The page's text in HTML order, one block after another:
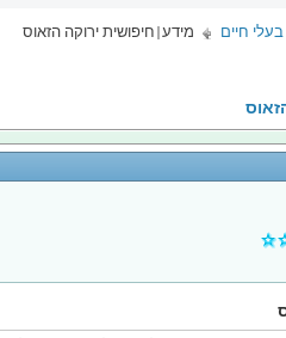
בעלי חיים מידע|חיפושית ירוקה הזאוס